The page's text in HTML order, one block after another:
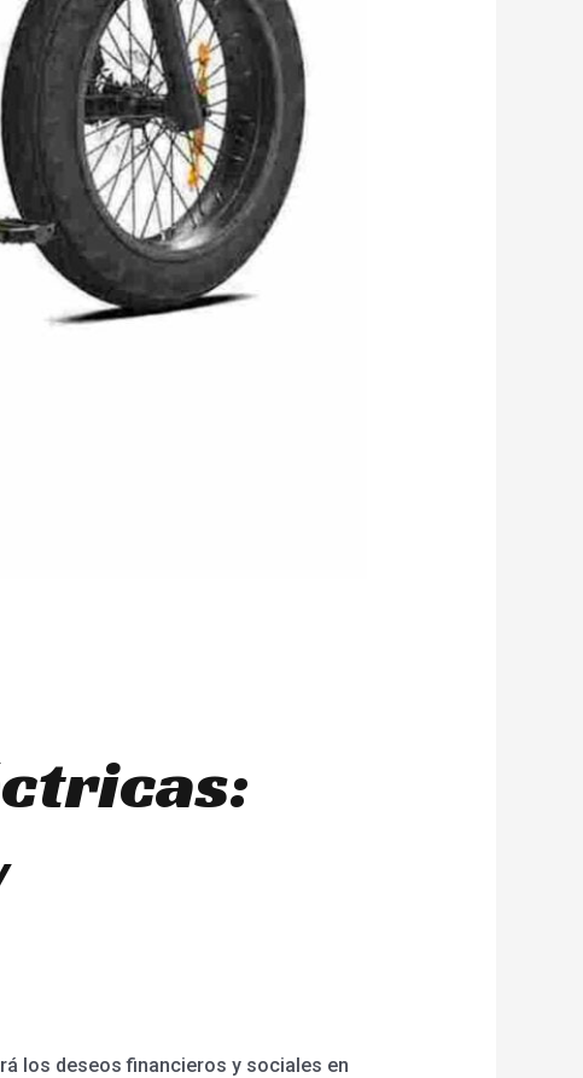
los deseos financieros y sociales en